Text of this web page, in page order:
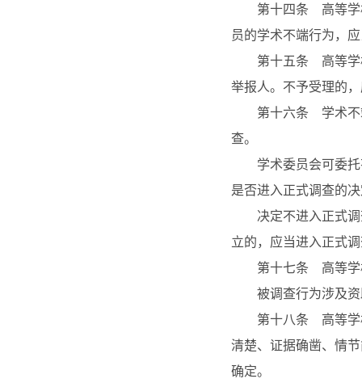
第十四条 高等学校
员的学术不端行为，
第十五条 高等学校
举报人。不予受理的
第十六条 学术不端
查。
学术委员会可委托
是否进入正式调查的
决定不进入正式调
立的，应当进入正式
第十七条 高等学校
被调查行为涉及资
第十八条 高等学校
清楚、证据确凿、情
确定。